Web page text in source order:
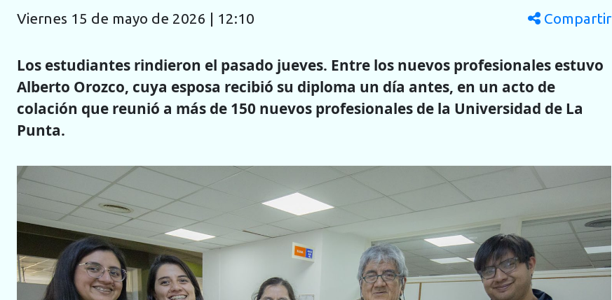
viernes 15 de mayo de 2026 | 12:10 Compartir
Los estudiantes rindieron el pasado jueves. Entre los nuevos profesionales estuvo
Alberto Orozco, cuya esposa recibió su diploma un día antes, en un acto de
colación que reunió a más de 150 nuevos profesionales de la Universidad de La
Punta.